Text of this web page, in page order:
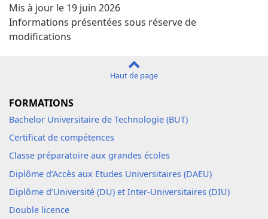
Mis à jour le 19 juin 2026
Informations présentées sous réserve de
modifications
Haut de page
FORMATIONS
Bachelor Universitaire de Technologie (BUT)
Certificat de compétences
Classe préparatoire aux grandes écoles
Diplôme d’Accès aux Etudes Universitaires (DAEU)
Diplôme d’Université (DU) et Inter-Universitaires (DIU)
Double licence